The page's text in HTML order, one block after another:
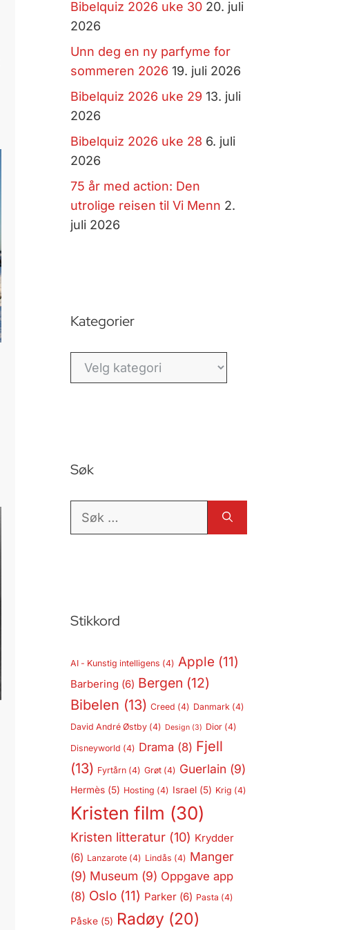
Bibelquiz 2026 uke 30 20. juli
2026
Unn deg en ny parfyme for
sommeren 2026 19. juli 2026
Bibelquiz 2026 uke 29 13. juli
2026
Bibelquiz 2026 uke 28 6. juli
2026
75 år med action: Den
utrolige reisen til Vi Menn 2.
juli 2026
Kategorier
Kategorier
Søk
Søk
Stikkord
AI - Kunstig intelligens (4) Apple (11)
Barbering (6) Bergen (12)
Bibelen (13) Creed (4) Danmark(4)
David André Østby(4) Design(3) Dior(4)
Disneyworld (4) Drama (8) Fjell
(13) Fyrtårn(4) Grøt(4) Guerlain (9)
Hermès(5) Hosting (4) Israel(5) Krig (4)
Kristen film (30)
Kristen litteratur(10) Krydder
(6) Lanzarote(4) Lindås (4) Manger
(9) Museum (9) Oppgave app
(8) Oslo(11) Parker(6) Pasta (4)
Påske(5) Radøy(20)